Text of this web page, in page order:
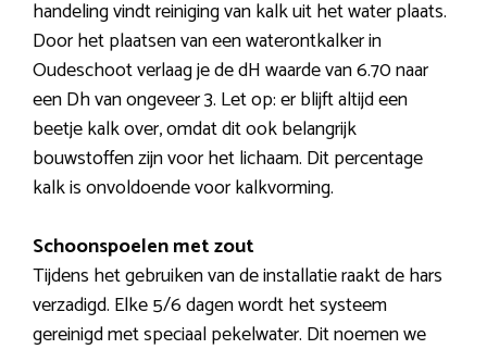
handeling vindt reiniging van kalk uit het water plaats.
Door het plaatsen van een waterontkalker in
Oudeschoot verlaag je de dH waarde van 6.70 naar
een Dh van ongeveer 3. Let op: er blijft altijd een
beetje kalk over, omdat dit ook belangrijk
bouwstoffen zijn voor het lichaam. Dit percentage
kalk is onvoldoende voor kalkvorming.
Schoonspoelen met zout
Tijdens het gebruiken van de installatie raakt de hars
verzadigd. Elke 5/6 dagen wordt het systeem
gereinigd met speciaal pekelwater. Dit noemen we